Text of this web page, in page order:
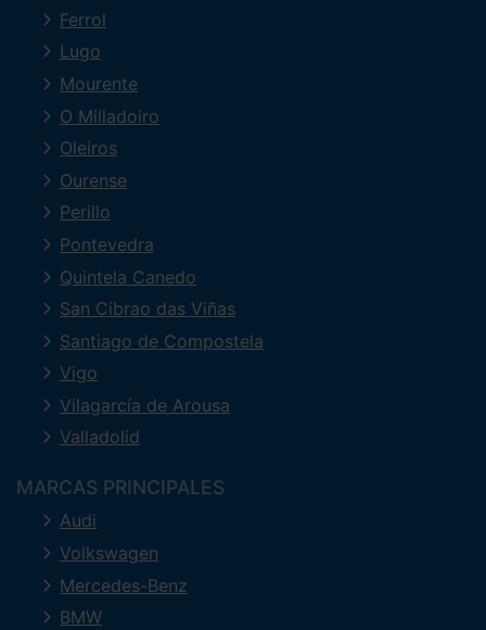
Ferrol
Lugo
Mourente
O Milladoiro
Oleiros
Ourense
Perillo
Pontevedra
Quintela Canedo
San Cibrao das Viñas
Santiago de Compostela
Vigo
Vilagarcía de Arousa
Valladolid
MARCAS PRINCIPALES
Audi
Volkswagen
Mercedes-Benz
BMW